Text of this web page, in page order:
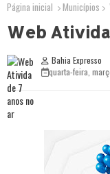
Página inicial Municípios
Web
Bahia Expresso
quarta-feira,